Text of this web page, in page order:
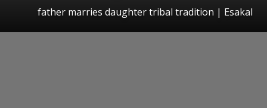
father marries daughter tribal tradition | Esakal